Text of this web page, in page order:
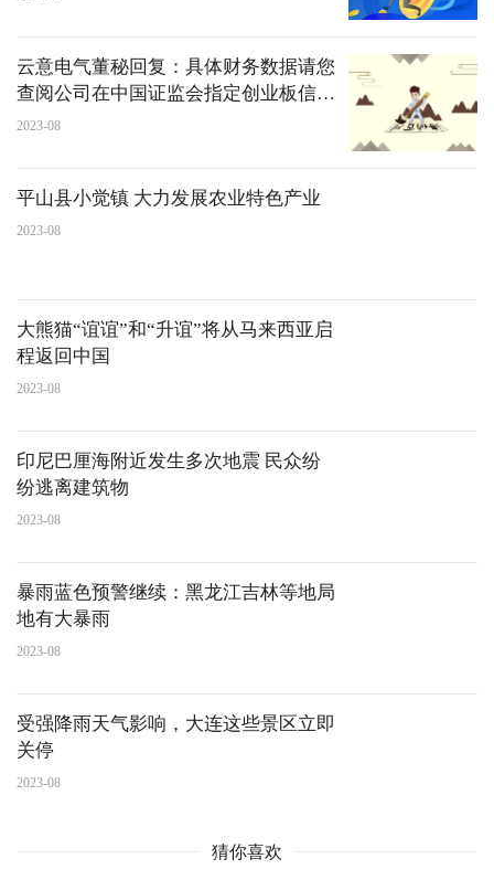
云意电气董秘回复：具体财务数据请您
查阅公司在中国证监会指定创业板信息
披露网站巨潮资讯网发布的定期报告
2023-08
平山县小觉镇 大力发展农业特色产业
2023-08
大熊猫“谊谊”和“升谊”将从马来西亚启
程返回中国
2023-08
印尼巴厘海附近发生多次地震 民众纷
纷逃离建筑物
2023-08
暴雨蓝色预警继续：黑龙江吉林等地局
地有大暴雨
2023-08
受强降雨天气影响，大连这些景区立即
关停
2023-08
猜你喜欢